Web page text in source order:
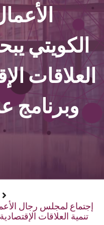
الكويتي
العلاقات
وبرنامج
إجتماع لمجلس رجال
تنمية العلاقات الإقتصادية